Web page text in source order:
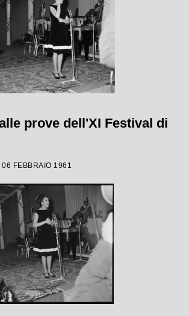
prove dell'XI Festival di
FEBBRAIO 1961